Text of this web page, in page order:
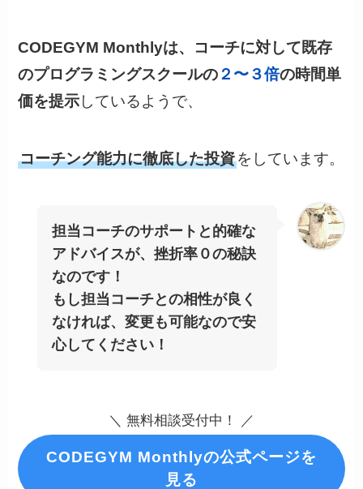
CODEGYM Monthlyは、コーチに対して既存
のプログラミングスクールの２〜３倍の時間単
価を提示しているようで、
コーチング能力に徹底した投資をしています。
担当コーチのサポートと的確な
アドバイスが、挫折率０の秘訣
なのです！
もし担当コーチとの相性が良く
なければ、変更も可能なので安
心してください！
＼ 無料相談受付中！ ／
CODEGYM Monthlyの公式ページを
見る